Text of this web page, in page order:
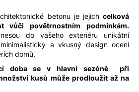
betonu je jejich celková
vůči povětrnostním podmínkám.
do vašeho exteriéru unikátní
a vkusný design ocení
domů.
doba se v hlavní sezóně při
kusů může prodloužit až na